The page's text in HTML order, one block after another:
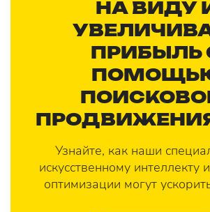
НА ВИДУ
ПРИБЫЛЬ
ПРОДВИЖЕНИЯ
Узнайте, как наши
искусственному интеллекту
оптимизации могут